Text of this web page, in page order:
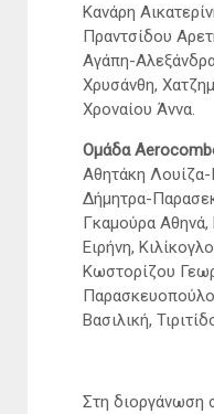
Κανάρη
Πραντσίδου
Αγάπη-
Χρυσάνθη,
Χροναίου Άννα.
Ομάδα
Αθητάκη
Δήμητρα-
Γκαμούρα Αθηνά,
Ειρήνη,
Κωστορίζου
Βασιλική,
Στη διοργάνωση